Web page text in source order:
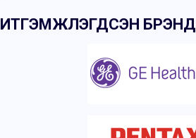
ИТГЭМЖЛЭГДСЭН БРЭНД